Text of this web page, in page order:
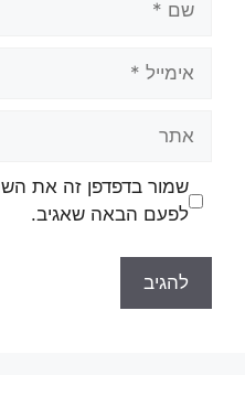
שמור בדפדפן זה את
לפעם הבאה שאגיב.